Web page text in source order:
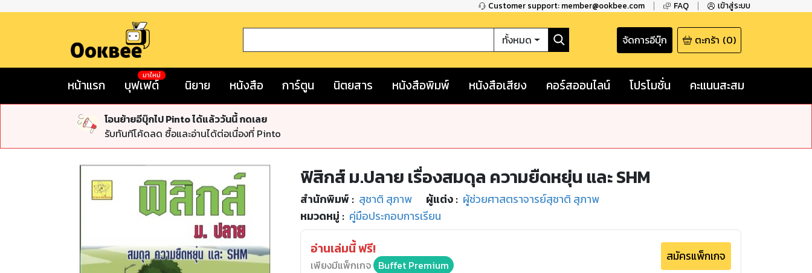
Customer support: member@ookbee.com FAQ เข้าสู่ระบบ
ทั้งหมด จัดการอีบุ๊ก ตะกร้า (0)
หน้าแรก บุฟเฟต์
มาใหม่
นิยาย หนังสือ การ์ตูน นิตยสาร หนังสือพิมพ์ หนังสือเสียง คอร์สออนไลน์ โปรโมชั่น คะแนนสะสม
โอนย้ายอีบุ๊กไป Pinto ได้แล้ววันนี้ กดเลย
รับทันทีโค้ดลด ซื้อและอ่านได้ต่อเนื่องที่ Pinto
ฟิสิกส์ ม.ปลาย เรื่องสมดุล ความยืดหยุ่น และ SHM
สำนักพิมพ์ : สุชาติ สุภาพ ผู้แต่ง : ผู้ช่วยศาสตราจารย์สุชาติ สุภาพ
หมวดหมู่ : คู่มือประกอบการเรียน
อ่านเล่มนี้ ฟรี!
เพียงมีแพ็กเกจ Buffet Premium
สมัครแพ็กเกจ